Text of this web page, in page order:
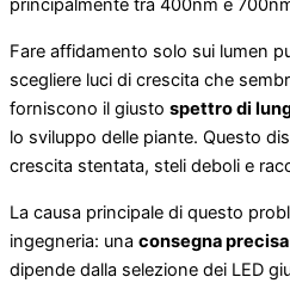
principalmente tra 400nm e
Fare affidamento solo sui lumen
scegliere luci di crescita che
forniscono il giusto spettro di
lo sviluppo delle piante. Questo
crescita stentata, steli deboli e
La causa principale di questo
ingegneria: una consegna
dipende dalla selezione dei LED